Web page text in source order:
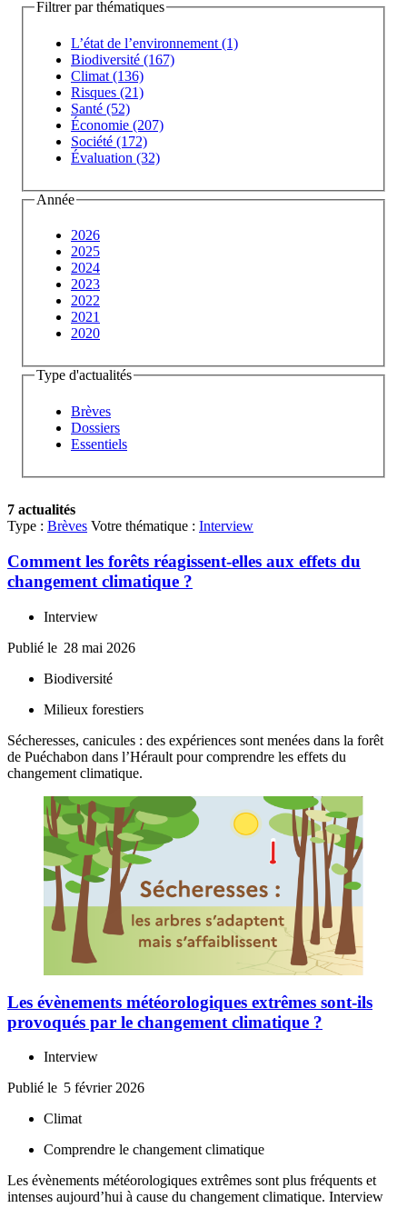
Filtrer par thématiques
L’état de l’environnement (1)
Biodiversité (167)
Climat (136)
Risques (21)
Santé (52)
Économie (207)
Société (172)
Évaluation (32)
Année
2026
2025
2024
2023
2022
2021
2020
Type d'actualités
Brèves
Dossiers
Essentiels
7 actualités
Type : Brèves Votre thématique : Interview
Comment les forêts réagissent-elles aux effets du
changement climatique ?
Interview
Publié le 28 mai 2026
Biodiversité
Milieux forestiers
Sécheresses, canicules : des expériences sont menées dans la forêt
de Puéchabon dans l’Hérault pour comprendre les effets du
changement climatique.
Les évènements météorologiques extrêmes sont-ils
provoqués par le changement climatique ?
Interview
Publié le 5 février 2026
Climat
Comprendre le changement climatique
Les évènements météorologiques extrêmes sont plus fréquents et
intenses aujourd’hui à cause du changement climatique. Interview